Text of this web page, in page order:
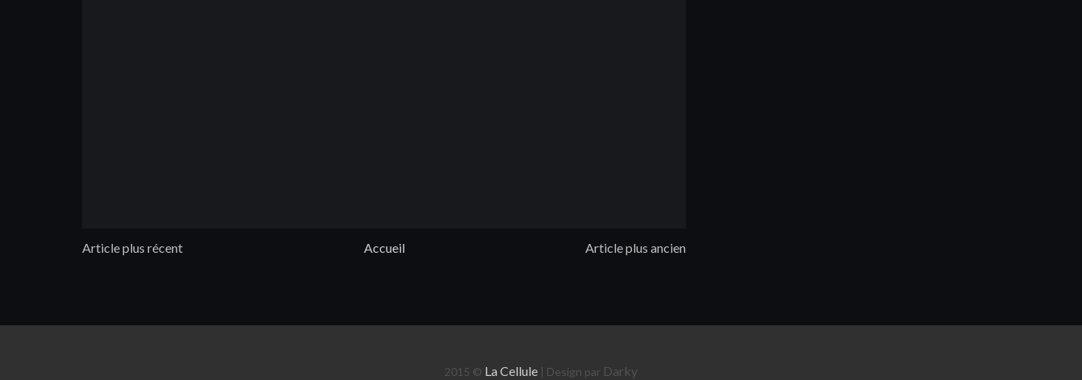
Article plus récent Article plus ancien
Accueil
2015 © La Cellule | Design par Darky